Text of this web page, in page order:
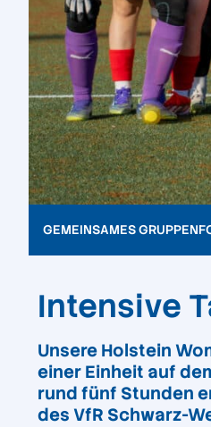
GEMEINSAMES
Intensive
Unsere Holstein
einer Einheit auf
rund fünf Stunden
des VfR Schwarz-